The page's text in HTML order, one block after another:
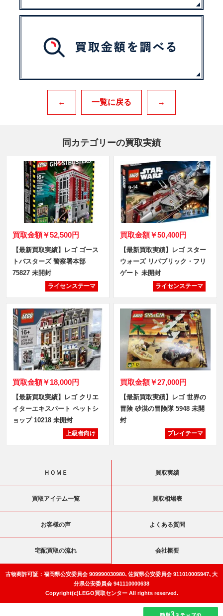
← 一覧に戻る →
同カテゴリーの買取実績
買取金額￥52,500円
【最新買取実績】レゴ ゴース
トバスターズ 警察署本部
75827 未開封
ライセンステーマ
買取金額￥50,400円
【最新買取実績】レゴ スター
ウォーズ リパブリック・フリ
ゲート 未開封
ライセンステーマ
買取金額￥18,000円
【最新買取実績】レゴ クリエ
イターエキスパート ペットシ
ョップ 10218 未開封
上級者向け
買取金額￥27,000円
【最新買取実績】レゴ 世界の
冒険 砂漠の冒険隊 5948 未開
封
プレイテーマ
ＨＯＭＥ 買取実績
買取アイテム一覧 買取相場表
お客様の声 よくある質問
宅配買取の流れ 会社概要
古物商許可証：福岡県公安委員会 909990030980､佐賀県公安委員会 911010005947､大
分県公安委員会 941110000638
Copyright(c)LEGO買取センター All rights reserved.